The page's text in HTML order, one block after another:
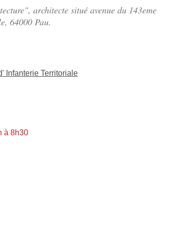
architecte situé avenue du 143eme
, 64000 Pau.
Infanterie Territoriale
à 8h30